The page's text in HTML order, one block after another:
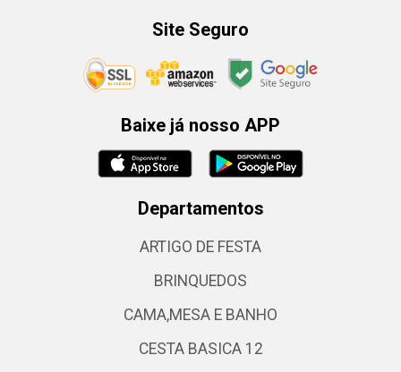
Site Seguro
Baixe já nosso APP
Departamentos
ARTIGO DE FESTA
BRINQUEDOS
CAMA,MESA E BANHO
CESTA BASICA 12